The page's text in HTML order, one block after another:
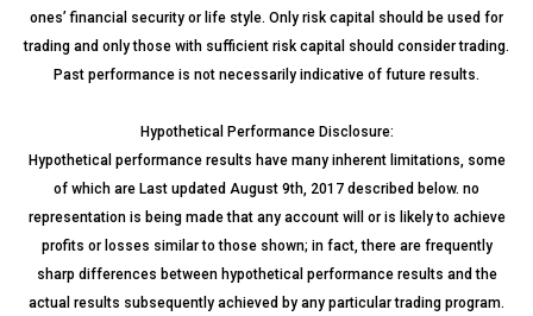
ones’ financial security or life style. Only risk capital should be used for
trading and only those with sufficient risk capital should consider trading.
Past performance is not necessarily indicative of future results.
Hypothetical Performance Disclosure:
Hypothetical performance results have many inherent limitations, some
of which are Last updated August 9th, 2017 described below. no
representation is being made that any account will or is likely to achieve
profits or losses similar to those shown; in fact, there are frequently
sharp differences between hypothetical performance results and the
actual results subsequently achieved by any particular trading program.